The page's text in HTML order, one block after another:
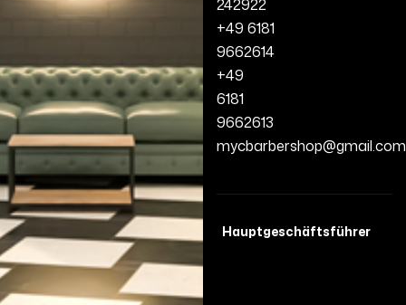
242922
+49 6181
9662614
+49
6181
9662613
mycbarbershop@gmail.com
Hauptgeschäftsführer